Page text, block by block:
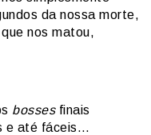
da nossa morte,
nos matou,
bossesfinais
e até fáceis…